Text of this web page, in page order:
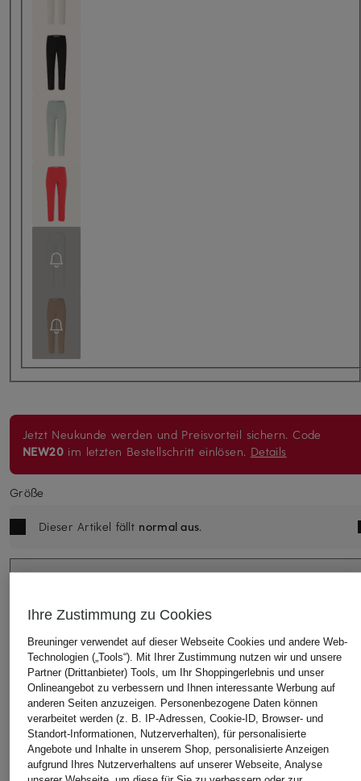
Jetzt Neukunde werden und Preisvorteil sichern. Code
NEW20 im letzten Bestellschritt einlösen. Details
Größe
Dieser Artikel fällt normal aus.
IN DEN WARENKORB
Ihre Zustimmung zu Cookies
Breuninger verwendet auf dieser Webseite Cookies und andere Web-
Technologien („Tools“). Mit Ihrer Zustimmung nutzen wir und unsere
Partner (Drittanbieter) Tools, um Ihr Shoppingerlebnis und unser
Onlineangebot zu verbessern und Ihnen interessante Werbung auf
anderen Seiten anzuzeigen. Personenbezogene Daten können
verarbeitet werden (z. B. IP-Adressen, Cookie-ID, Browser- und
Standort-Informationen, Nutzerverhalten), für personalisierte
Angebote und Inhalte in unserem Shop, personalisierte Anzeigen
aufgrund Ihres Nutzerverhaltens auf unserer Webseite, Analyse